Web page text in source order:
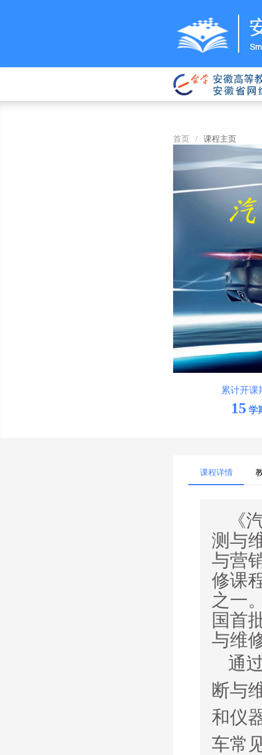
首页 / 课程主页
累计开课
15 学
课程详情
《
测与
与营
修课
之一
国首
与维
通
断与
和仪
车常